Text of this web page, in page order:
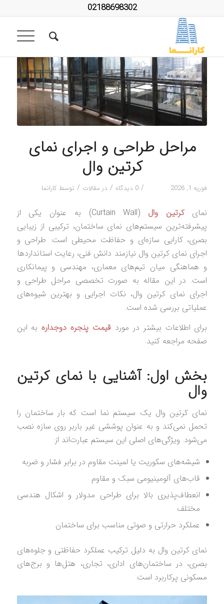
02188698302
مراحل طراحی و اجرای نمای
کرتین وال
فوریه 1, 2026 / 0 دیدگاه / در مقالات / توسط کارانما
نمایکرتین وال
(Curtain Wall) به عنوان یکی از
پیشرفته‌ترین سیستم‌های نمای ساختمان، ترکیبی از زیبایی
بصری، کارایی سازه‌ای و حفاظت محیطی است. طراحی و
اجرای نمای کرتین وال نیازمند دانش فنی، رعایت استانداردها
و هماهنگی میان تیم‌های معماری، مهندسی و پیمانکاری
است. در این مقاله به صورت تخصصی مراحل طراحی و
اجرای نمای کرتین وال، نکات اجرایی و بهترین شیوه‌های
عملیاتی بررسی شده است.
برای اطلاعات بیشتر در مورد قیمت پنجره دوجداره به این
صفحه مراجعه کنید.
بخش اول: آشنایی با نمای کرتین
وال
نمای کرتین وال یک سیستم نما است که بار ساختمان را
تحمل نمی‌کند و به عنوان پوششی غیر باربر روی سازه نصب
می‌شود. ویژگی‌های اصلی این سیستم عبارت‌اند از:
شیشه‌های سکوریت یا لمینت مقاوم در برابر فشار و ضربه
قاب‌های آلومینیومی سبک و مقاوم
انعطاف‌پذیری بالا برای طراحی مدولار و اشکال هندسی
مختلف
عملکرد حرارتی و صوتی مناسب برای ساختمان
نمای کرتین وال به دلیل ترکیب عملکرد حفاظتی و جلوه‌های
بصری، در ساختمان‌های اداری، تجاری، هتل‌ها و برج‌های
مسکونی پرکاربرد است.